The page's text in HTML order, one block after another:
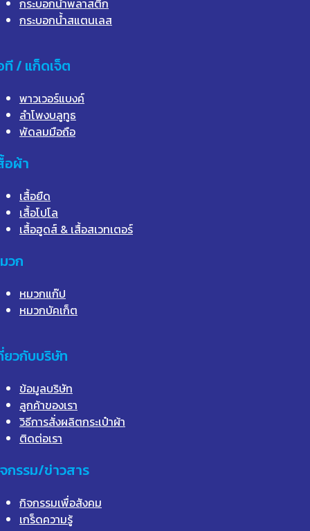
กระบอกน้ำสแตนเลส
ที / แก็ดเจ็ต
พาวเวอร์แบงค์
ลำโพงบลูทูธ
พัดลมมือถือ
อผ้า
เสื้อยืด
เสื้อโปโล
เสื้อฮูดส์ & เสื้อสเวทเตอร์
วก
หมวกแก๊ป
หมวกบัคเก็ต
ยวกับบริษัท
ข้อมูลบริษัท
ลูกค้าของเรา
วิธีการสั่งผลิตกระเป๋าผ้า
ติดต่อเรา
กรรม/ข่าวสาร
กิจกรรมเพื่อสังคม
เกร็ดความรู้